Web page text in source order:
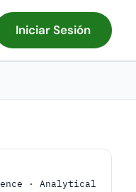
Iniciar Sesión
· Analytical